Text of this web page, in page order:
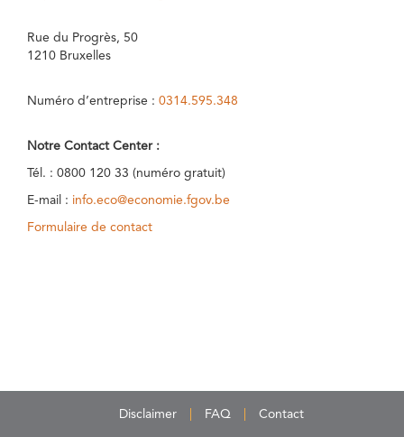
Rue du Progrès, 50
1210 Bruxelles
Numéro d’entreprise : 0314.595.348
Notre Contact Center :
Tél. : 0800 120 33 (numéro gratuit)
E-mail : info.eco@economie.fgov.be
Formulaire de contact
Disclaimer FAQ Contact